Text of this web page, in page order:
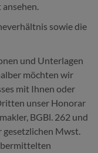
sowie die
und Unterlagen
möchten wir
mit Ihnen oder
unser Honorar
BGBl. 262 und
gesetzlichen Mwst.